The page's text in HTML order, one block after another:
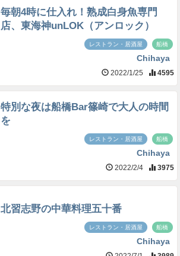
毎朝4時に仕入れ！熟成白身魚専門
店、東海神unLOK（アンロック）
レストラン・居酒屋 船橋
Chihaya
2022/1/25 4595
特別な夜は船橋Bar篠崎で大人の時間
を
レストラン・居酒屋 船橋
Chihaya
2022/2/4 3975
北習志野の中華料理五十番
レストラン・居酒屋 船橋
Chihaya